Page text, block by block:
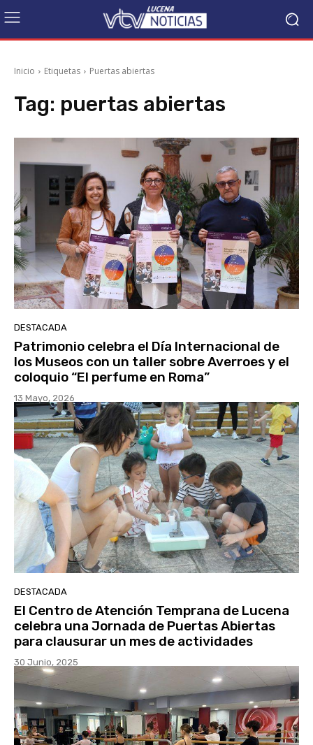
Inicio Etiquetas Puertas abiertas
Tag: puertas abiertas
DESTACADA
Patrimonio celebra el Día Internacional de
los Museos con un taller sobre Averroes y el
coloquio “El perfume en Roma”
13 Mayo, 2026
DESTACADA
El Centro de Atención Temprana de Lucena
celebra una Jornada de Puertas Abiertas
para clausurar un mes de actividades
30 Junio, 2025